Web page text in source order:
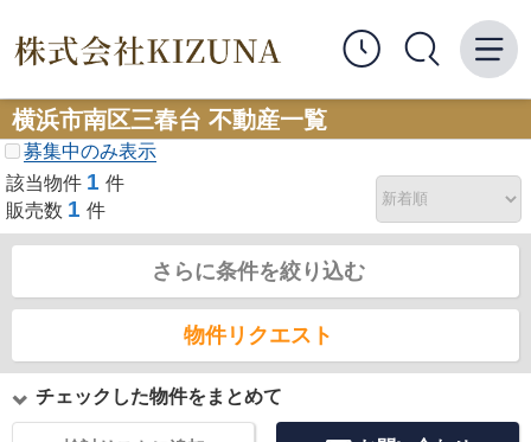
横浜市南区三春台 不動産一覧
募集中のみ表示
該当物件 1 件
販売数 1 件
さらに条件を絞り込む
物件リクエスト
チェックした物件をまとめて